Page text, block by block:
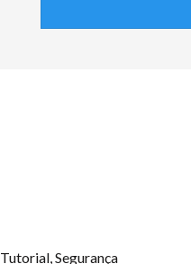
Tutorial Segurança